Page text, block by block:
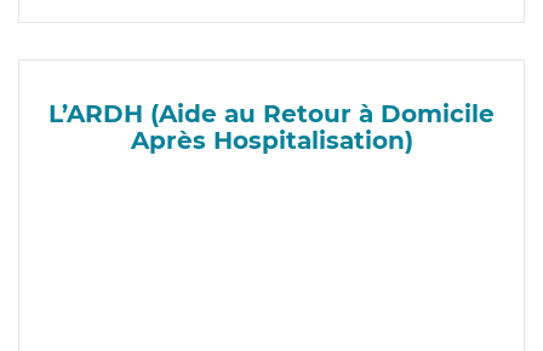
L’ARDH (Aide au Retour à Domicile
Après Hospitalisation)